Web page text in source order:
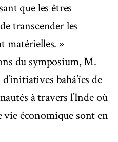
que les êtres
transcender les
matérielles. »
du symposium, M.
bahá’íes de
à travers l’Inde où
vie économique sont en